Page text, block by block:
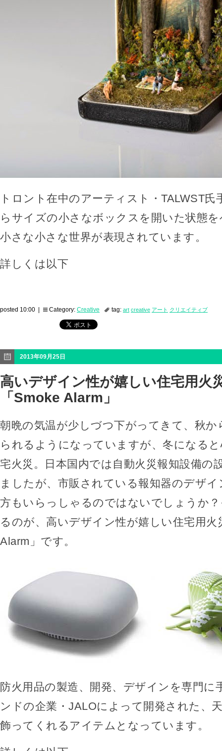
トロント在中のアーティスト・TALWST氏
らサイズの小さなボックスを開いた状態
小さな小さな世界が表現されています。
詳しくは以下
posted 10:00 | Category: Creative tag: art creative アート クリエイティブ
2013年09月25日
高いデザイン性が嬉しい住宅用火
「Smoke Alarm」
朝晩の気温が少しづつ下がってきて、秋か
られるようになっていますが、冬になる
宅火災。日本国内では自動火災報知設備の
ましたが、市販されている報知器のデザ
方もいらっしゃるのではないでしょうか
るのが、高いデザイン性が嬉しい住宅用火
Alarm」です。
防火用品の製造、開発、デザインを専門に
ンドの企業・JALOによって開発された、
飾ってくれるアイテムとなっています。